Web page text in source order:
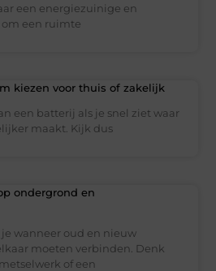
een energiezuinige en
een ruimte
kiezen voor thuis of zakelijk
een batterij als je snel ziet waar
maakt. Kijk dus
ondergrond en
wanneer oud en nieuw
moeten verbinden. Denk
of een